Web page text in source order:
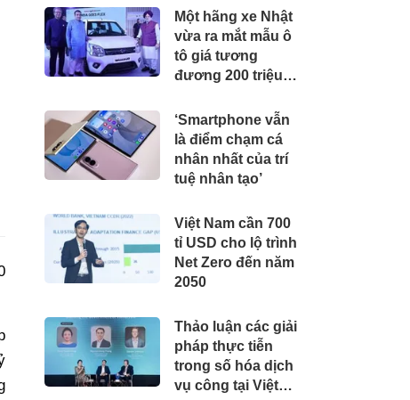
Một hãng xe Nhật
vừa ra mắt mẫu ô
tô giá tương
đương 200 triệu
xăng từ E20 đến
E100
‘Smartphone vẫn
là điểm chạm cá
nhân nhất của trí
tuệ nhân tạo’
Việt Nam cần 700
tỉ USD cho lộ trình
Net Zero đến năm
2050
Thảo luận các giải
pháp thực tiễn
trong số hóa dịch
vụ công tại Việt